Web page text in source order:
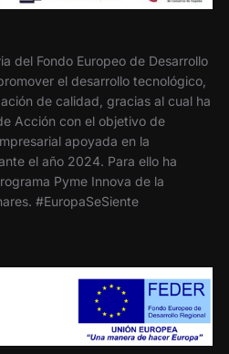
del Fondo Europeo de Desarrollo
el desarrollo tecnológico,
de calidad, gracias al cual ha
Acción con el objetivo de
apoyada en la
el año 2024. Para ello ha
Pyme Innova de la
#EuropaSeSiente